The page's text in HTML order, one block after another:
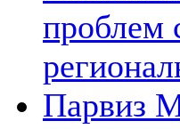
проблем
Парвиз